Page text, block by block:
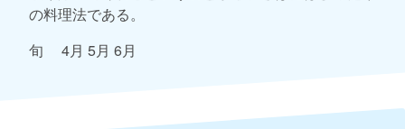
の料理法である。
旬 4月 5月 6月